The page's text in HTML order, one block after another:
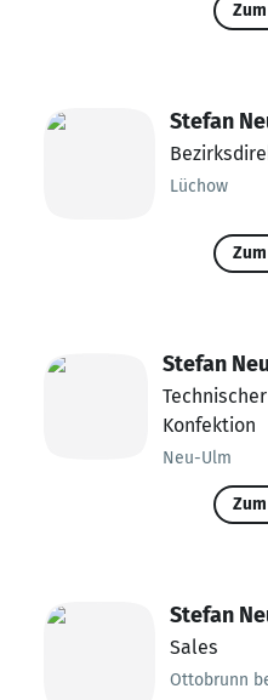
Stefan
Lüchow
Stefan
Konfektion
Neu-Ulm
Stefan
Sales
Ottobrunn